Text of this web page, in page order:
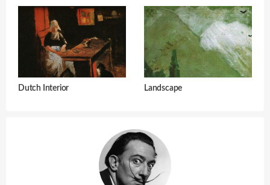
Dutch Interior Landscape